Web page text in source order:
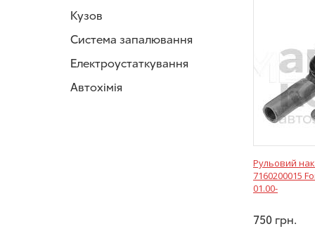
Кузов
Система запалювання
Електроустаткування
Автохімія
Рульовий
7160200015
01.00-
750 грн.